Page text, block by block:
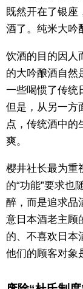
既然开在了银座
酒了。纯米大吟
饮酒的目的因人
的大吟酿酒自然
一些喝惯了传统
但是，从另一方
点，传统酒中的
爽。
樱井社长最为重
的“功能”要求也
醉，而是追求品
意日本酒老主顾
的、不喜欢日本
他们的顾客对象